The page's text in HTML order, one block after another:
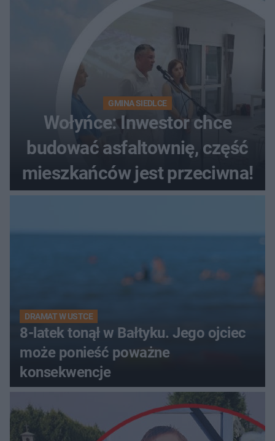
GMINA SIEDLCE
Wołyńce: Inwestor chce
budować asfaltownię, część
mieszkańców jest przeciwna!
DRAMAT W USTCE
8-latek tonął w Bałtyku. Jego ojciec
może ponieść poważne
konsekwencje